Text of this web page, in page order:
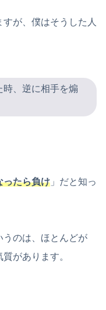
が、僕はそうした人
、逆に相手を煽
ったら負け 」だと知っ
うのは、ほとんどが
があります。